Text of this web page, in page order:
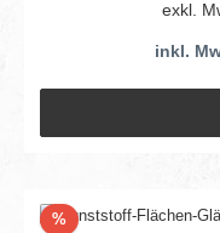
exkl.
inkl.
%Rabatt